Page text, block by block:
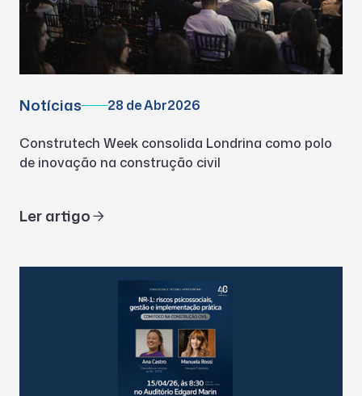
Notícias 28 de Abr2026
Construtech Week consolida Londrina como polo
de inovação na construção civil
Ler artigo